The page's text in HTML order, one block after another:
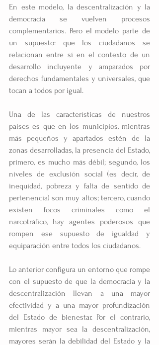
En este modelo, la descentralización y la
democracia se vuelven procesos
complementarios. Pero el modelo parte de
un supuesto: que los ciudadanos se
relacionan entre sí en el contexto de un
desarrollo incluyente y amparados por
derechos fundamentales y universales, que
tocan a todos por igual.
Una de las características de nuestros
países es que en los municipios, mientras
más pequeños y apartados estén de la
zonas desarrolladas, la presencia del Estado,
primero, es mucho más débil; segundo, los
niveles de exclusión social (es decir, de
inequidad, pobreza y falta de sentido de
pertenencia) son muy altos; tercero, cuando
existen focos criminales como el
narcotráfico, hay agentes poderosos que
rompen ese supuesto de igualdad y
equiparación entre todos los ciudadanos.
Lo anterior configura un entorno que rompe
con el supuesto de que la democracia y la
descentralización llevan a una mayor
efectividad y a una mayor profundización
del Estado de bienestar. Por el contrario,
mientras mayor sea la descentralización,
mayores serán la debilidad del Estado y la